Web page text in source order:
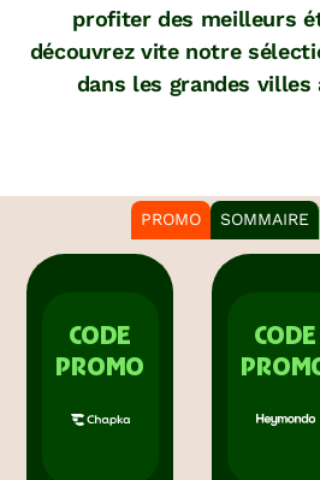
profiter des meilleurs
découvrez vite notre
dans les grandes villes
PROMO SOMMAIRE
CODE
PROMO
CODE